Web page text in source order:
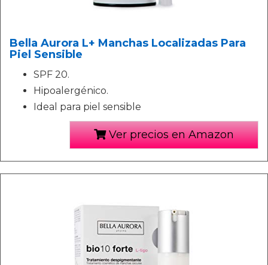
Bella Aurora L+ Manchas Localizadas Para
Piel Sensible
SPF 20.
Hipoalergénico.
Ideal para piel sensible
Ver precios en Amazon